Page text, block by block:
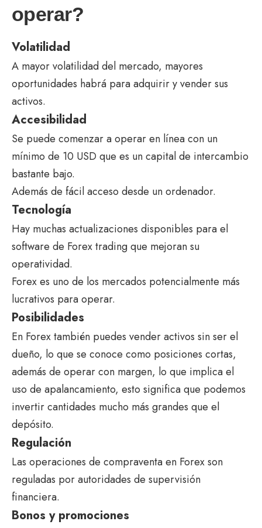
operar?
Volatilidad
A mayor volatilidad del mercado, mayores
oportunidades habrá para adquirir y vender sus
activos.
Accesibilidad
Se puede comenzar a operar en línea con un
mínimo de 10 USD que es un capital de intercambio
bastante bajo.
Además de fácil acceso desde un ordenador.
Tecnología
Hay muchas actualizaciones disponibles para el
software de Forex trading que mejoran su
operatividad.
Forex es uno de los mercados potencialmente más
lucrativos para operar.
Posibilidades
En Forex también puedes vender activos sin ser el
dueño, lo que se conoce como posiciones cortas,
además de operar con margen, lo que implica el
uso de apalancamiento, esto significa que podemos
invertir cantidades mucho más grandes que el
depósito.
Regulación
Las operaciones de compraventa en Forex son
reguladas por autoridades de supervisión
financiera.
Bonos y promociones